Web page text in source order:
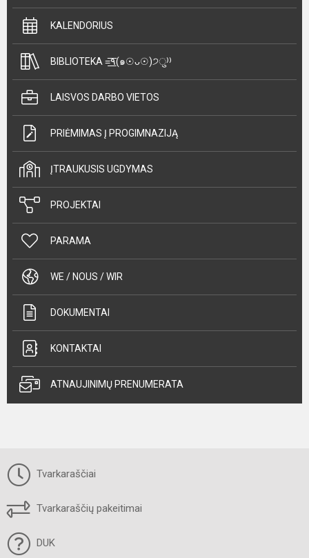
KALENDORIUS
BIBLIOTEKA =͟͟͞͞٩(๑☉ᴗ☉)੭ु⁾⁾
LAISVOS DARBO VIETOS
PRIĖMIMAS Į PROGIMNAZIJĄ
ĮTRAUKUSIS UGDYMAS
PROJEKTAI
PARAMA
WE / NOUS / WIR
DOKUMENTAI
KONTAKTAI
ATNAUJINIMŲ PRENUMERATA
Tvarkaraščiai
Tvarkaraščių pakeitimai
DUK